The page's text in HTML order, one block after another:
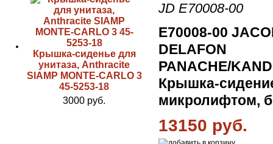
Крышка-сиденье для
унитаза, Anthracite
SIAMP MONTE-CARLO 3
45-5253-18
3000 руб.
JD E70008-00
E70008-00
DELAFON
PANACHE/
Крышка-
микролифтом,
13150 руб.